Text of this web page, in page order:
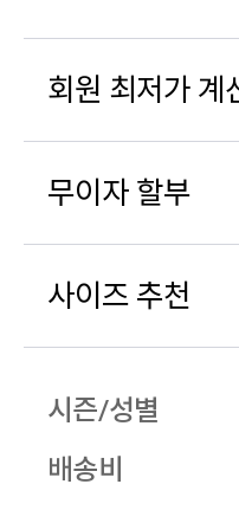
회원 최저가 계
무이자 할부
사이즈 추천
시즌/성별
배송비